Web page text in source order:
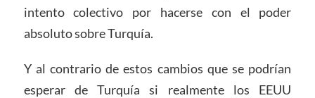
intento colectivo por hacerse con el poder
absoluto sobre Turquía.
Y al contrario de estos cambios que se podrían
esperar de Turquía si realmente los EEUU